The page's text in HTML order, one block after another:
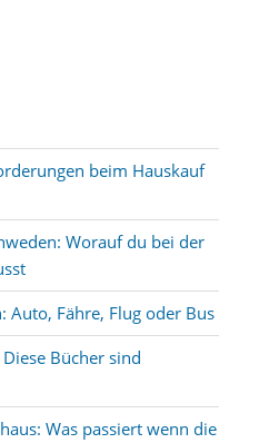
beim Hauskauf
Worauf du bei der
Auto, Fähre, Flug oder Bus
Bücher sind
Was passiert wenn die